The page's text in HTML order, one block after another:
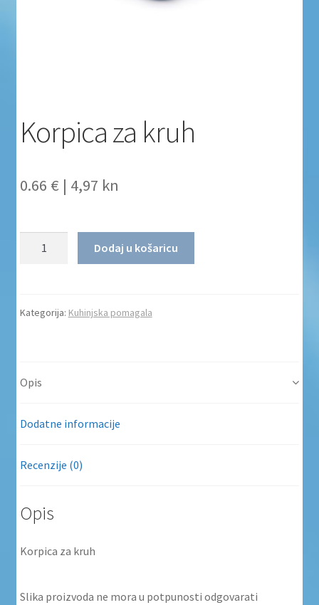
Zaštita privatnosti i uvjeti poslovanja
Korpica za kruh
0.66 € | 4,97 kn
Količina Dodaj u košaricu
Kategorija: Kuhinjska pomagala
Opis
Dodatne informacije
Recenzije (0)
Opis
Korpica za kruh
Slika proizvoda ne mora u potpunosti odgovarati